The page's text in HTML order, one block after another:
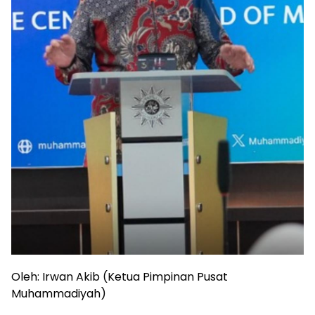
Oleh: Irwan Akib (Ketua Pimpinan Pusat
Muhammadiyah)